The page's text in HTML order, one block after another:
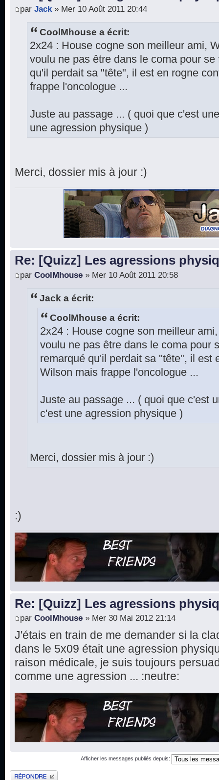
par Jack» Mer 10 Août 2011 20:44
CoolMhouse a écrit:
2x24 : House cogne son meilleur ami,
voulu ne pas être dans le coma pour
qu'il perdait sa "tête", il est en rogne
frappe l'oncologue ...
Juste au passage ... ( quoi que c'est
une agression physique )
Merci, dossier mis à jour :)
Re: [Quizz] Les agressions
par CoolMhouse » Mer 10 Août 2011 20:58
Jack a écrit:
CoolMhouse a écrit:
2x24 : House cogne son meilleur
voulu ne pas être dans le coma pour
remarqué qu'il perdait sa "tête", il est
Wilson mais frappe l'oncologue ...
Juste au passage ... ( quoi que c'est
c'est une agression physique )
Merci, dossier mis à jour :)
:)
Re: [Quizz] Les agressions
par CoolMhouse » Mer 30 Mai 2012 21:14
J'étais en train de me demander si la
dans le 5x09 était une agression
raison médicale, je suis toujours
comme une agression ... :neutre:
Afficher les messages publiés depuis:
Publier une réponse